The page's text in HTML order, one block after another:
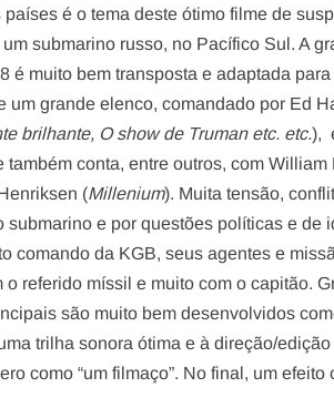
é o tema deste ótimo filme de
submarino russo, no Pacífico Sul. A
é muito bem transposta e adaptada
um grande elenco, comandado por Ed
brilhante, O show de Truman etc. etc.),
também conta, entre outros, com William
(Millenium). Muita tensão,
submarino e por questões políticas e de
comando da KGB, seus agentes e
o referido míssil e muito com o capitão.
são muito bem desenvolvidos
trilha sonora ótima e à direção/
como “um filmaço”. No final, um